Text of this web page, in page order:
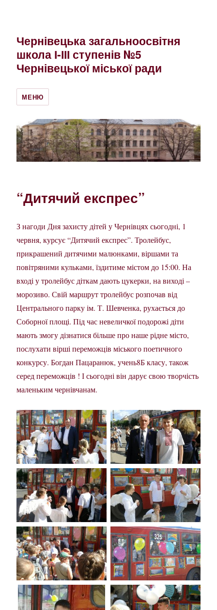
Чернівецька загальноосвітня
школа І-ІІІ ступенів №5
Чернівецької міської ради
МЕНЮ
“Дитячий експрес”
З нагоди Дня захисту дітей у Чернівцях сьогодні, 1
червня, курсує “Дитячий експрес”. Тролейбус,
прикрашений дитячими малюнками, віршами та
повітряними кульками, їздитиме містом до 15:00. На
вході у тролейбус діткам дають цукерки, на виході –
морозиво. Свій маршрут тролейбус розпочав від
Центрального парку ім. Т. Шевченка, рухається до
Соборної площі. Під час невеличкої подорожі діти
мають змогу дізнатися більше про наше рідне місто,
послухати вірші переможців міського поетичного
конкурсу. Богдан Пацаранюк, учень8Б класу, також
серед переможців ! І сьогодні він дарує свою творчість
маленьким чернівчанам.